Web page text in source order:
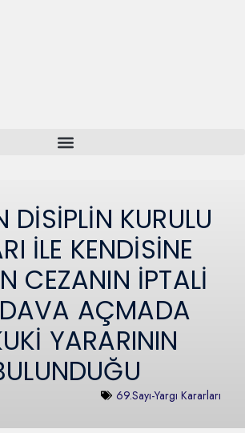
DİSİPLİN KURULU
İLE KENDİSİNE
CEZANIN İPTALİ
AÇMADA
YARARININ
69.Sayı-Yargı Kararları